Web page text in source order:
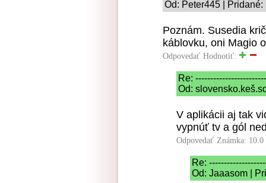
Od: Peter445 |
Poznám. Susedia
káblovku, oni Magio
Odpovedať Hodnotiť:
Re:
Od:
V aplikácii aj tak
vypnúť tv a gól
Odpovedať Známka: 10.0
Re:
Od: Jaaasom |